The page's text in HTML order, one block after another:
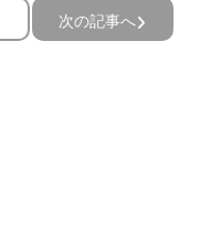
次の記事へ